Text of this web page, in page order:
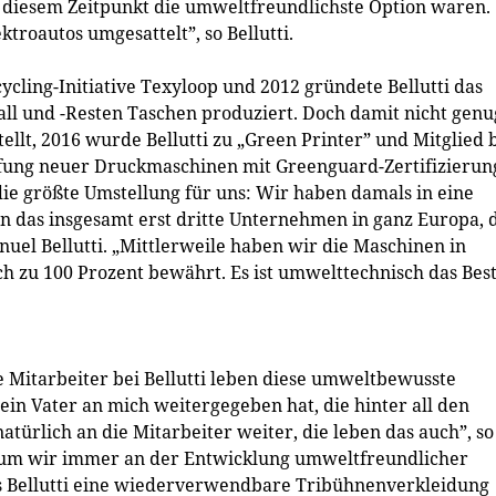
Zeitpunkt die umweltfreundlichste Option waren.
umgesattelt”, so Bellutti.
Initiative Texyloop und 2012 gründete Bellutti das
und -Resten Taschen produziert. Doch damit nicht
2016 wurde Bellutti zu „Green Printer” und Mitglied
neuer Druckmaschinen mit Green­guard-
größte Umstellung für uns: Wir haben damals in eine
insgesamt erst dritte Unternehmen in ganz Europa,
Bellutti. „Mittlerweile haben wir die Maschinen in
100 Prozent bewährt. Es ist umwelttechnisch das
bei Bellutti leben diese umweltbewusste
Vater an mich weitergegeben hat, die hinter all den
an die Mitarbeiter weiter, die leben das auch”, so
wir immer an der Entwicklung umweltfreundlicher
Bellutti eine wiederverwendbare Tribühnenverkleidung